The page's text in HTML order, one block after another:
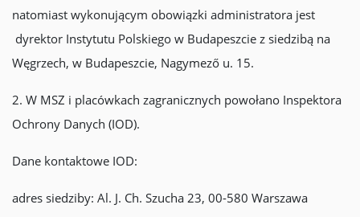
natomiast wykonującym obowiązki administratora jest
dyrektor Instytutu Polskiego w Budapeszcie z siedzibą na
Węgrzech, w Budapeszcie, Nagymező u. 15.
2. W MSZ i placówkach zagranicznych powołano Inspektora
Ochrony Danych (IOD).
Dane kontaktowe IOD:
adres siedziby: Al. J. Ch. Szucha 23, 00-580 Warszawa